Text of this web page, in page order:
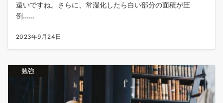
遠いですね。さらに、常湿化したら白い部分の面積が圧
倒......
2023年9月24日
勉強